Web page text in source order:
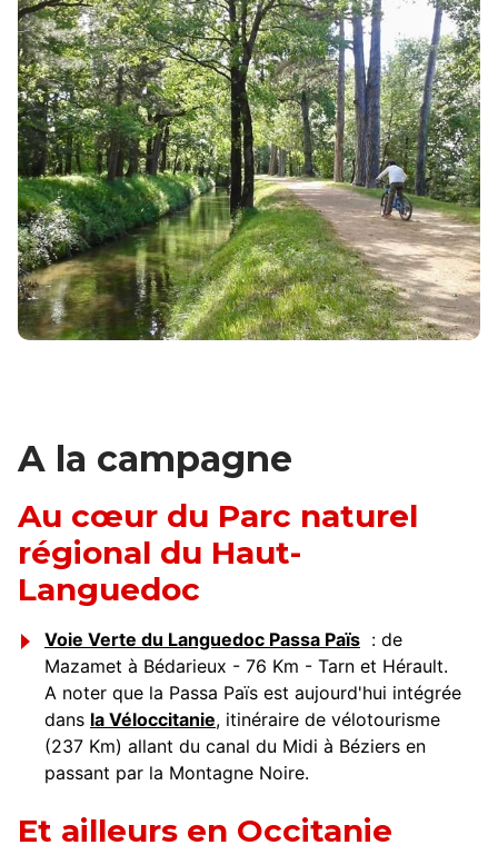
A la campagne
Au cœur du Parc naturel
régional du Haut-
Languedoc
Voie Verte du Languedoc Passa Païs : de
Mazamet à Bédarieux - 76 Km - Tarn et Hérault.
A noter que la Passa Païs est aujourd'hui intégrée
dans la Véloccitanie, itinéraire de vélotourisme
(237 Km) allant du canal du Midi à Béziers en
passant par la Montagne Noire.
Et ailleurs en Occitanie